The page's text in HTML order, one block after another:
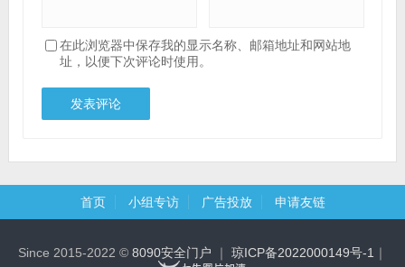
在此浏览器中保存我的显示名称、邮箱地址和网站地
址，以便下次评论时使用。
首页 小组专访 广告投放 申请友链
Since 2015-2022 © 8090安全门户 ｜ 琼ICP备2022000149号-1 ｜